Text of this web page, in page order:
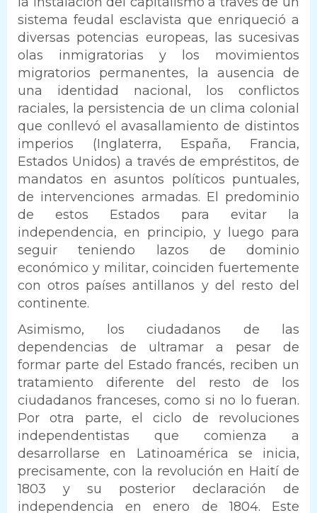
sistema feudal esclavista que enriqueció a
diversas potencias europeas, las sucesivas
olas inmigratorias y los movimientos
migratorios permanentes, la ausencia de
una identidad nacional, los conflictos
raciales, la persistencia de un clima colonial
que conllevó el avasallamiento de distintos
imperios (Inglaterra, España, Francia,
Estados Unidos) a través de empréstitos, de
mandatos en asuntos políticos puntuales,
de intervenciones armadas. El predominio
de estos Estados para evitar la
independencia, en principio, y luego para
seguir teniendo lazos de dominio
económico y militar, coinciden fuertemente
con otros países antillanos y del resto del
continente.
Asimismo, los ciudadanos de las
dependencias de ultramar a pesar de
formar parte del Estado francés, reciben un
tratamiento diferente del resto de los
ciudadanos franceses, como si no lo fueran.
Por otra parte, el ciclo de revoluciones
independentistas que comienza a
desarrollarse en Latinoamérica se inicia,
precisamente, con la revolución en Haití de
1803 y su posterior declaración de
independencia en enero de 1804. Este